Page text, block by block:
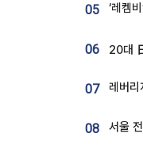
05
06
07
08